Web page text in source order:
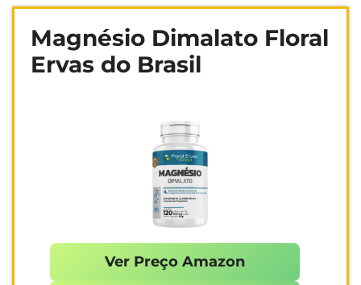
Magnésio Dimalato Floral
Ervas do Brasil
Ver Preço Amazon